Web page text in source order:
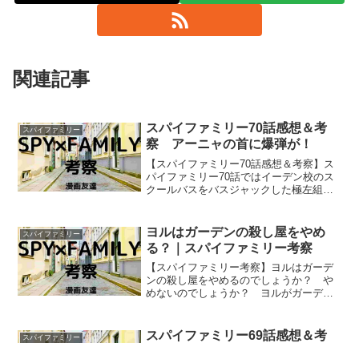
関連記事
スパイファミリー
スパイファミリー70話感想＆考
察 アーニャの首に爆弾が！
【スパイファミリー70話感想＆考察】ス
パイファミリー70話ではイーデン校のス
クールバスをバスジャックした極左組織
ね！ アーニャたちはいったいどうなっ
てしまうのでしょうか？
スパイファミリー
ヨルはガーデンの殺し屋をやめ
る？｜スパイファミリー考察
【スパイファミリー考察】ヨルはガーデ
ンの殺し屋をやめるのでしょうか？ や
めないのでしょうか？ ヨルがガーデン
スパイファミリー
スパイファミリー69話感想＆考